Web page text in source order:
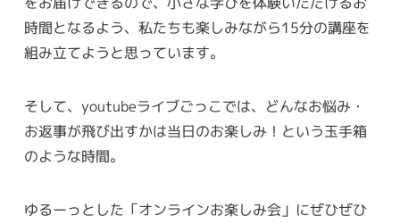
時間となるよう、私たちも楽しみながら15分の講座を
組み立てようと思っています。
そして、youtubeライブごっこでは、どんなお悩み・
お返事が飛び出すかは当日のお楽しみ！という玉手箱
のような時間。
ゆるーっとした「オンラインお楽しみ会」にぜひぜひ